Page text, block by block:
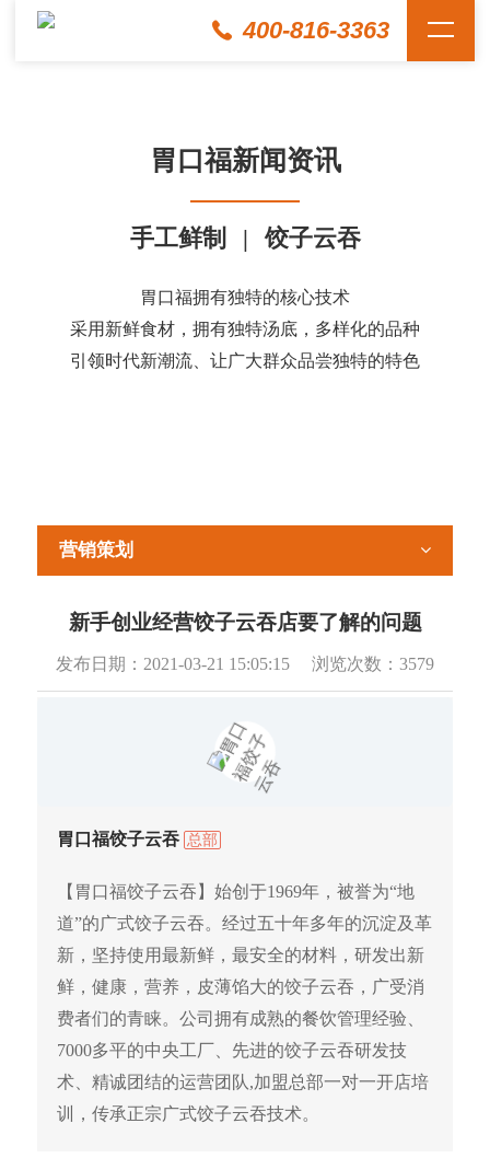
400-816-3363
胃口福新闻资讯
手工鲜制 | 饺子云吞
胃口福拥有独特的核心技术
采用新鲜食材，拥有独特汤底，多样化的品种
引领时代新潮流、让广大群众品尝独特的特色
营销策划
新手创业经营饺子云吞店要了解的问题
发布日期： 2021-03-21 15:05:15 浏览次数： 3579
胃口福饺子云吞 总部
【胃口福饺子云吞】始创于1969年，被誉为“地
道”的广式饺子云吞。经过五十年多年的沉淀及革
新，坚持使用最新鲜，最安全的材料，研发出新
鲜，健康，营养，皮薄馅大的饺子云吞，广受消
费者们的青睐。公司拥有成熟的餐饮管理经验、
7000多平的中央工厂、先进的饺子云吞研发技
术、精诚团结的运营团队,加盟总部一对一开店培
训，传承正宗广式饺子云吞技术。